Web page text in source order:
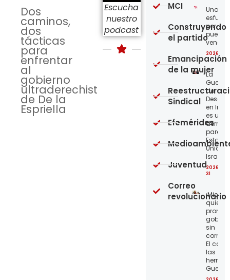
Dos
caminos,
dos
tácticas
para
enfrentar
al
gobierno
ultraderechista
de De la
Espriella
Escucha
nuestro
podcast
por el
pueblo
2026-
La
Guerra
de
en Irán
es una
derrota
para
Unidos
Israel
2026-
31
¡Miente
quien
sin
El
las
MCI
Construyendo
el partido
Emancipación
de la mujer
Sindical
Efemérides
Juventud
Correo
revolucionario